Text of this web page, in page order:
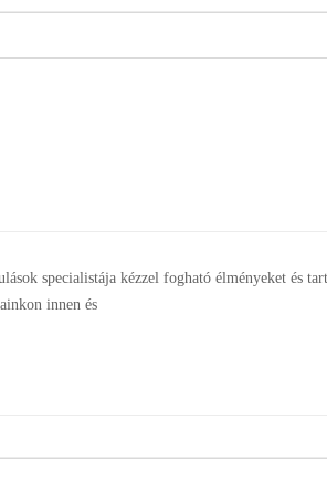
specialistája kézzel fogható élményeket és
innen és